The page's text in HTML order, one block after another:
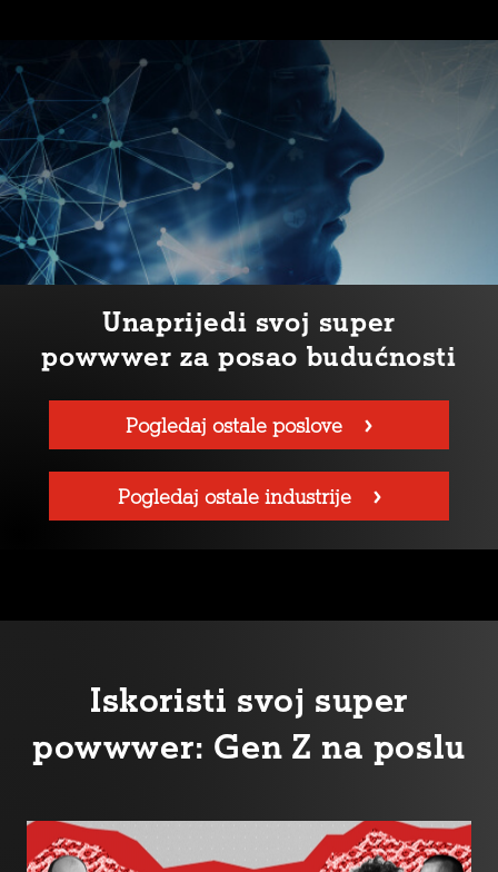
Unaprijedi svoj super
powwwer za posao budućnosti
Pogledaj ostale poslove
Pogledaj ostale industrije
Iskoristi svoj super
powwwer: Gen Z na poslu